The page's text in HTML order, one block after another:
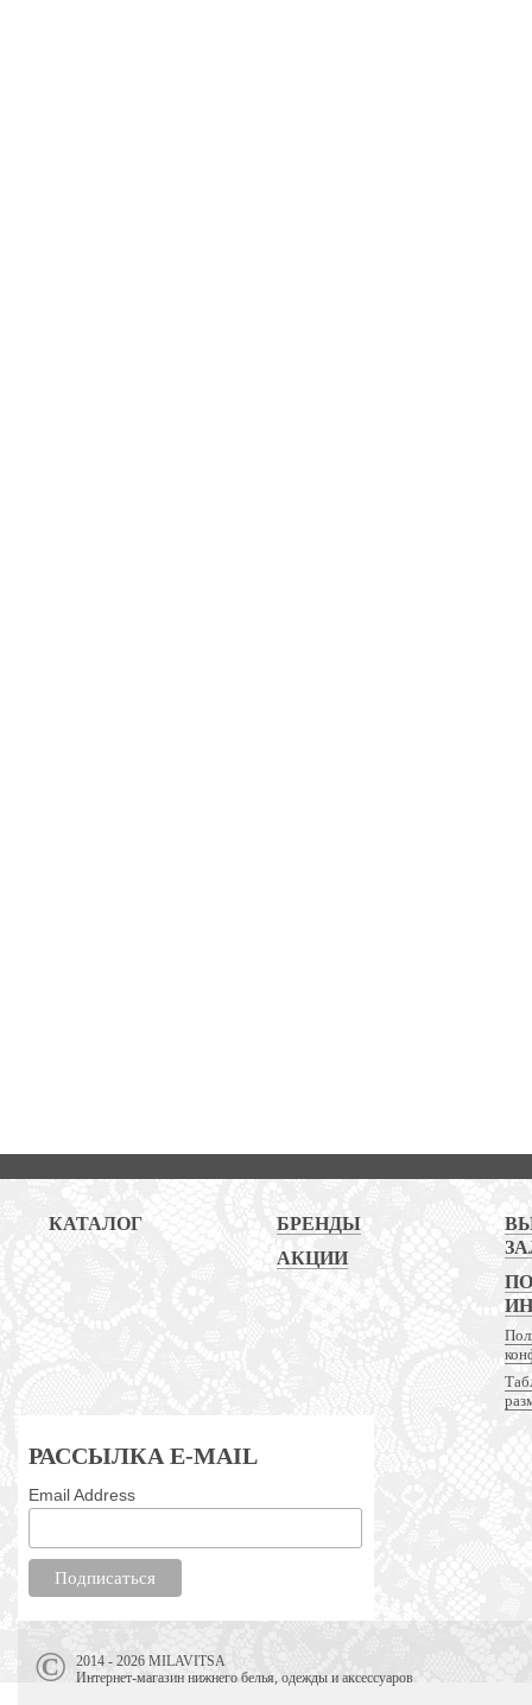
КАТАЛОГ
БРЕНДЫ
АКЦИИ
РАССЫЛКА E-MAIL
Email Address
2014 - 2026 MILAVITSA
Интернет-магазин нижнего белья, одежды и аксессуаров